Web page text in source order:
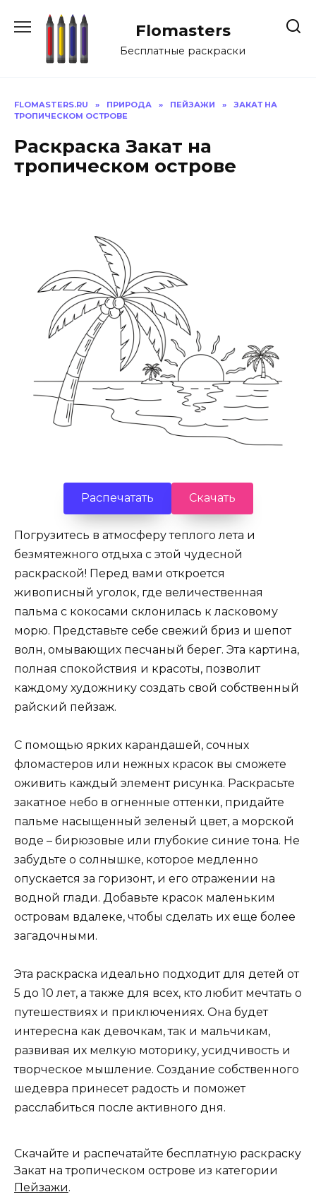
Flomasters
Бесплатные раскраски
FLOMASTERS.RU » ПРИРОДА » ПЕЙЗАЖИ »
ЗАКАТ НА
ТРОПИЧЕСКОМ ОСТРОВЕ
Раскраска Закат на
тропическом острове
Распечатать Скачать
Погрузитесь в атмосферу теплого лета и
безмятежного отдыха с этой чудесной
раскраской! Перед вами откроется
живописный уголок, где величественная
пальма с кокосами склонилась к ласковому
морю. Представьте себе свежий бриз и шепот
волн, омывающих песчаный берег. Эта картина,
полная спокойствия и красоты, позволит
каждому художнику создать свой собственный
райский пейзаж.
С помощью ярких карандашей, сочных
фломастеров или нежных красок вы сможете
оживить каждый элемент рисунка. Раскрасьте
закатное небо в огненные оттенки, придайте
пальме насыщенный зеленый цвет, а морской
воде – бирюзовые или глубокие синие тона. Не
забудьте о солнышке, которое медленно
опускается за горизонт, и его отражении на
водной глади. Добавьте красок маленьким
островам вдалеке, чтобы сделать их еще более
загадочными.
Эта раскраска идеально подходит для детей от
5 до 10 лет, а также для всех, кто любит мечтать о
путешествиях и приключениях. Она будет
интересна как девочкам, так и мальчикам,
развивая их мелкую моторику, усидчивость и
творческое мышление. Создание собственного
шедевра принесет радость и поможет
расслабиться после активного дня.
Скачайте и распечатайте бесплатную раскраску
Закат на тропическом острове из категории
Пейзажи.